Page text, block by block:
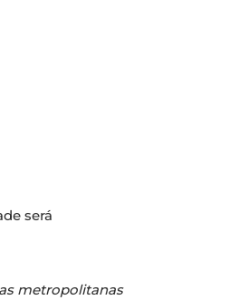
será
metropolitanas